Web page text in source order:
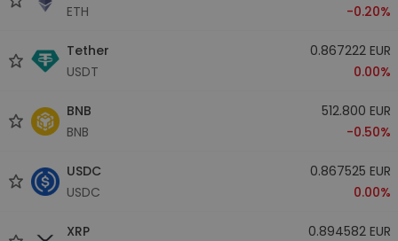
ETH
-0.20%
Tether
USDT
0.867222 EUR
0.00%
BNB
BNB
512.800 EUR
-0.50%
USDC
USDC
0.867525 EUR
0.00%
XRP
0.894582 EUR